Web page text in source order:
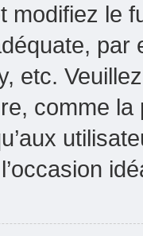
modifiez le
par
etc.
comme la